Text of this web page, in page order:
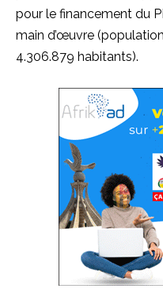
pour le financement du
main d’œuvre
4.306.879 habitants).